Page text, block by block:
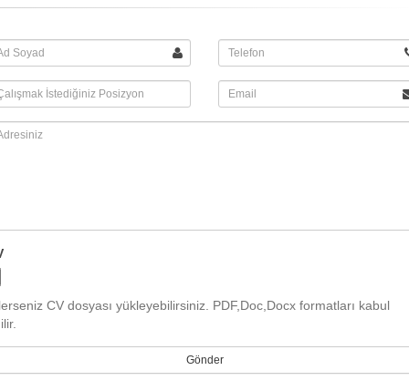
CV dosyası yükleyebilirsiniz. PDF,Doc,Docx formatları kabul